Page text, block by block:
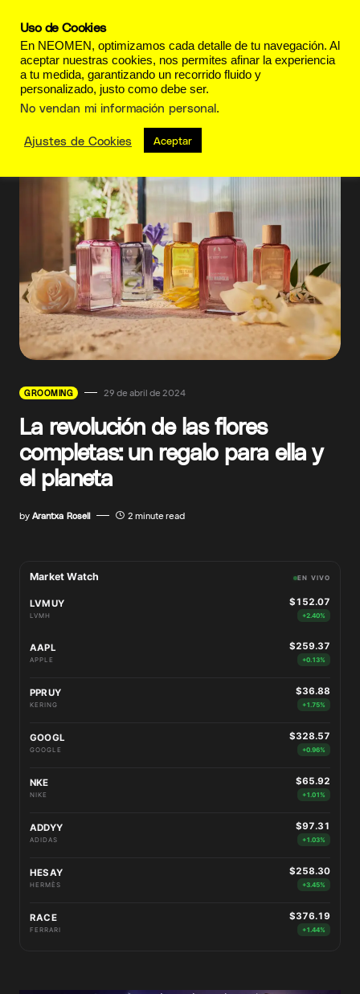
Artesanal
GROOMING 29 de abril de 2024
La revolución de las flores
completas: un regalo para ella y
el planeta
by Arantxa Rosell 2 minute read
Market Watch EN VIVO
LVMUY
LVMH
$152.07
+2.40%
AAPL
APPLE
$259.37
+0.13%
PPRUY
KERING
$36.88
+1.75%
GOOGL
GOOGLE
$328.57
+0.96%
NKE
NIKE
$65.92
+1.01%
ADDYY
ADIDAS
$97.31
+1.03%
HESAY
HERMÈS
$258.30
+3.45%
RACE
FERRARI
$376.19
+1.44%
Uso de Cookies
En NEOMEN, optimizamos cada detalle de tu navegación. Al
aceptar nuestras cookies, nos permites afinar la experiencia
a tu medida, garantizando un recorrido fluido y
personalizado, justo como debe ser.
No vendan mi información personal.
Ajustes de Cookies Aceptar